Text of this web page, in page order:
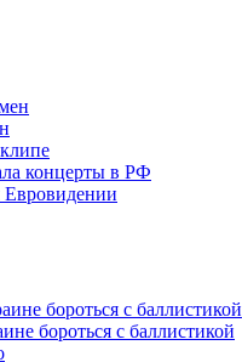
концерты в РФ
Евровидении
бороться с баллистикой